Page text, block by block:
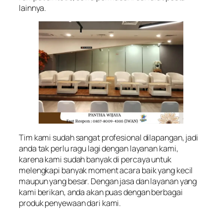
lainnya.
Tim kami sudah sangat profesional dilapangan, jadi
anda tak perlu ragu lagi dengan layanan kami,
karena kami sudah banyak di percaya untuk
melengkapi banyak moment acara baik yang kecil
maupun yang besar. Dengan jasa dan layanan yang
kami berikan, anda akan puas dengan berbagai
produk penyewaan dari kami.